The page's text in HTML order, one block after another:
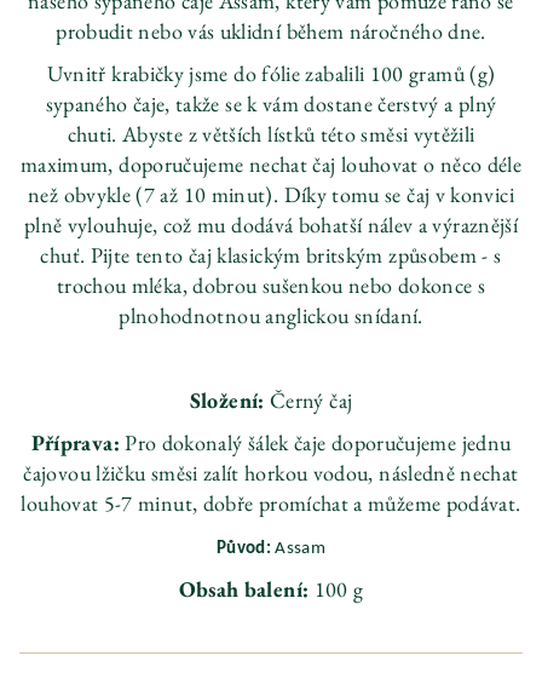
probudit nebo vás uklidní během náročného dne.
Uvnitř krabičky jsme do fólie zabalili 100 gramů (g)
sypaného čaje, takže se k vám dostane čerstvý a plný
chuti. Abyste z větších lístků této směsi vytěžili
maximum, doporučujeme nechat čaj louhovat o něco déle
než obvykle (7 až 10 minut). Díky tomu se čaj v konvici
plně vylouhuje, což mu dodává bohatší nálev a výraznější
chuť. Pijte tento čaj klasickým britským způsobem - s
trochou mléka, dobrou sušenkou nebo dokonce s
plnohodnotnou anglickou snídaní.
Složení: Černý čaj
Příprava:Pro dokonalý šálek čaje doporučujeme jednu
čajovou lžičku směsi zalít horkou vodou, následně nechat
louhovat 5-7 minut, dobře promíchat a můžeme podávat.
Původ: Assam
Obsah balení: 100 g